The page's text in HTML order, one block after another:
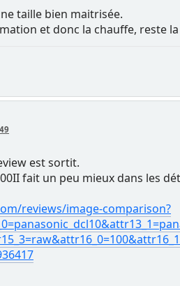
taille bien maitrisée.
et donc la chauffe, reste
est sortit.
fait un peu mieux dans les
reviews/image-comparison?